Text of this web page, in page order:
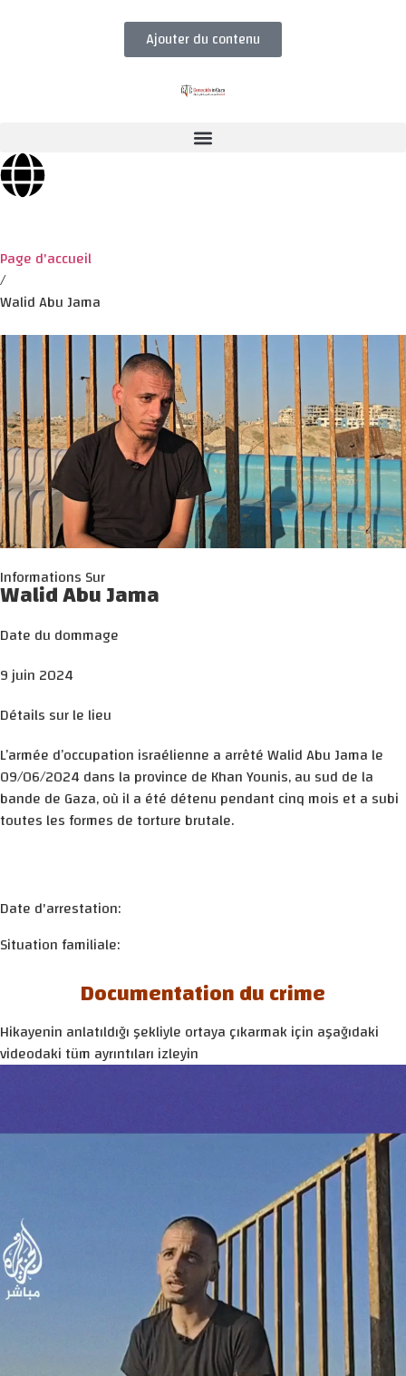
Ajouter du contenu
Page d'accueil
/
Walid Abu Jama
Informations Sur
Walid Abu Jama
Date du dommage
9 juin 2024
Détails sur le lieu
L’armée d’occupation israélienne a arrêté Walid Abu Jama le
09/06/2024 dans la province de Khan Younis, au sud de la
bande de Gaza, où il a été détenu pendant cinq mois et a subi
toutes les formes de torture brutale.
Date d'arrestation:
Situation familiale:
Documentation du crime
Hikayenin anlatıldığı şekliyle ortaya çıkarmak için aşağıdaki
videodaki tüm ayrıntıları izleyin